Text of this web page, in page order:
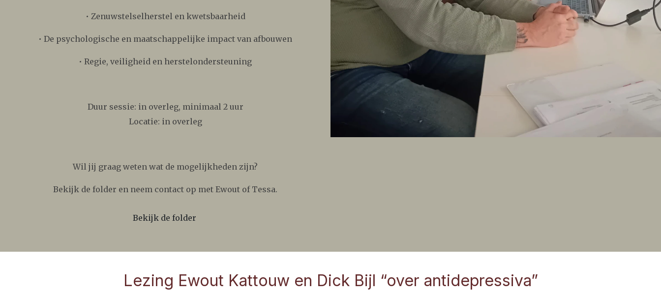
• Zenuwstelselherstel en kwetsbaarheid
• De psychologische en maatschappelijke impact van afbouwen
• Regie, veiligheid en herstelondersteuning
Duur sessie: in overleg, minimaal 2 uur
Locatie: in overleg
Wil jij graag weten wat de mogelijkheden zijn?
Bekijk de folder en neem contact op met Ewout of Tessa.
Bekijk de folder
Lezing Ewout Kattouw en Dick Bijl “over antidepressiva”